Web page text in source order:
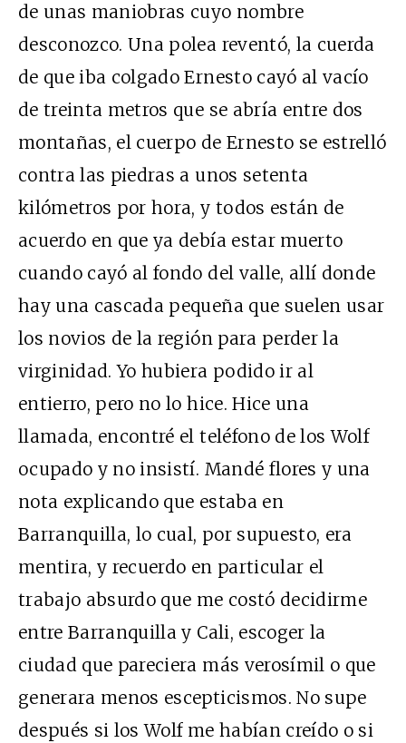
de unas maniobras cuyo nombre
desconozco. Una polea reventó, la cuerda
de que iba colgado Ernesto cayó al vacío
de treinta metros que se abría entre dos
montañas, el cuerpo de Ernesto se estrelló
contra las piedras a unos setenta
kilómetros por hora, y todos están de
acuerdo en que ya debía estar muerto
cuando cayó al fondo del valle, allí donde
hay una cascada pequeña que suelen usar
los novios de la región para perder la
virginidad. Yo hubiera podido ir al
entierro, pero no lo hice. Hice una
llamada, encontré el teléfono de los Wolf
ocupado y no insistí. Mandé flores y una
nota explicando que estaba en
Barranquilla, lo cual, por supuesto, era
mentira, y recuerdo en particular el
trabajo absurdo que me costó decidirme
entre Barranquilla y Cali, escoger la
ciudad que pareciera más verosímil o que
generara menos escepticismos. No supe
después si los Wolf me habían creído o si